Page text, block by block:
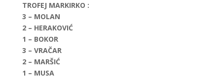
TROFEJ MARKIRKO :
3 – MOLAN
2 – HERAKOVIĆ
1 – BOKOR
3 – VRAČAR
2 – MARŠIĆ
1 – MUSA